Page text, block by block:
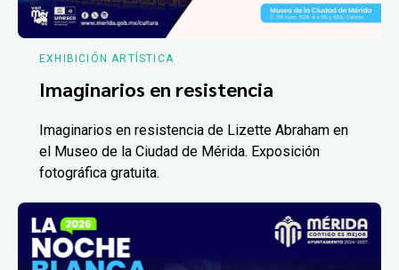
EXHIBICIÓN ARTÍSTICA
Imaginarios en resistencia
Imaginarios en resistencia de Lizette Abraham en
el Museo de la Ciudad de Mérida. Exposición
fotográfica gratuita.